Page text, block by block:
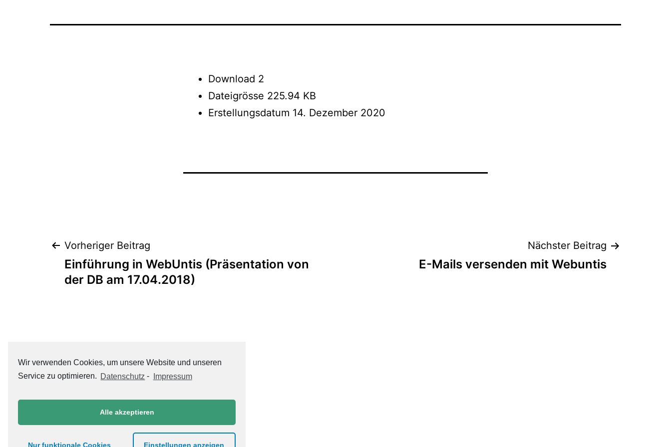
Download 2
Dateigrösse 225.94 KB
Erstellungsdatum 14. Dezember 2020
Beitrags-
Navigation
Vorheriger Beitrag
Einführung in WebUntis (Präsentation von
der DB am 17.04.2018)
Nächster Beitrag
E-Mails versenden mit Webuntis
Datenschutzerklärung
Wir verwenden Cookies, um unsere Website und unseren
Service zu optimieren. Datenschutz - Impressum
Alle akzeptieren
Nur funktionale Cookies Einstellungen anzeigen